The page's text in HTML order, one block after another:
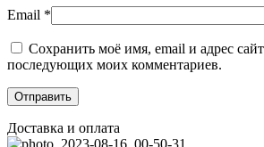
Email *
Сохранить моё имя, email и адрес
последующих моих комментариев.
Доставка и оплата